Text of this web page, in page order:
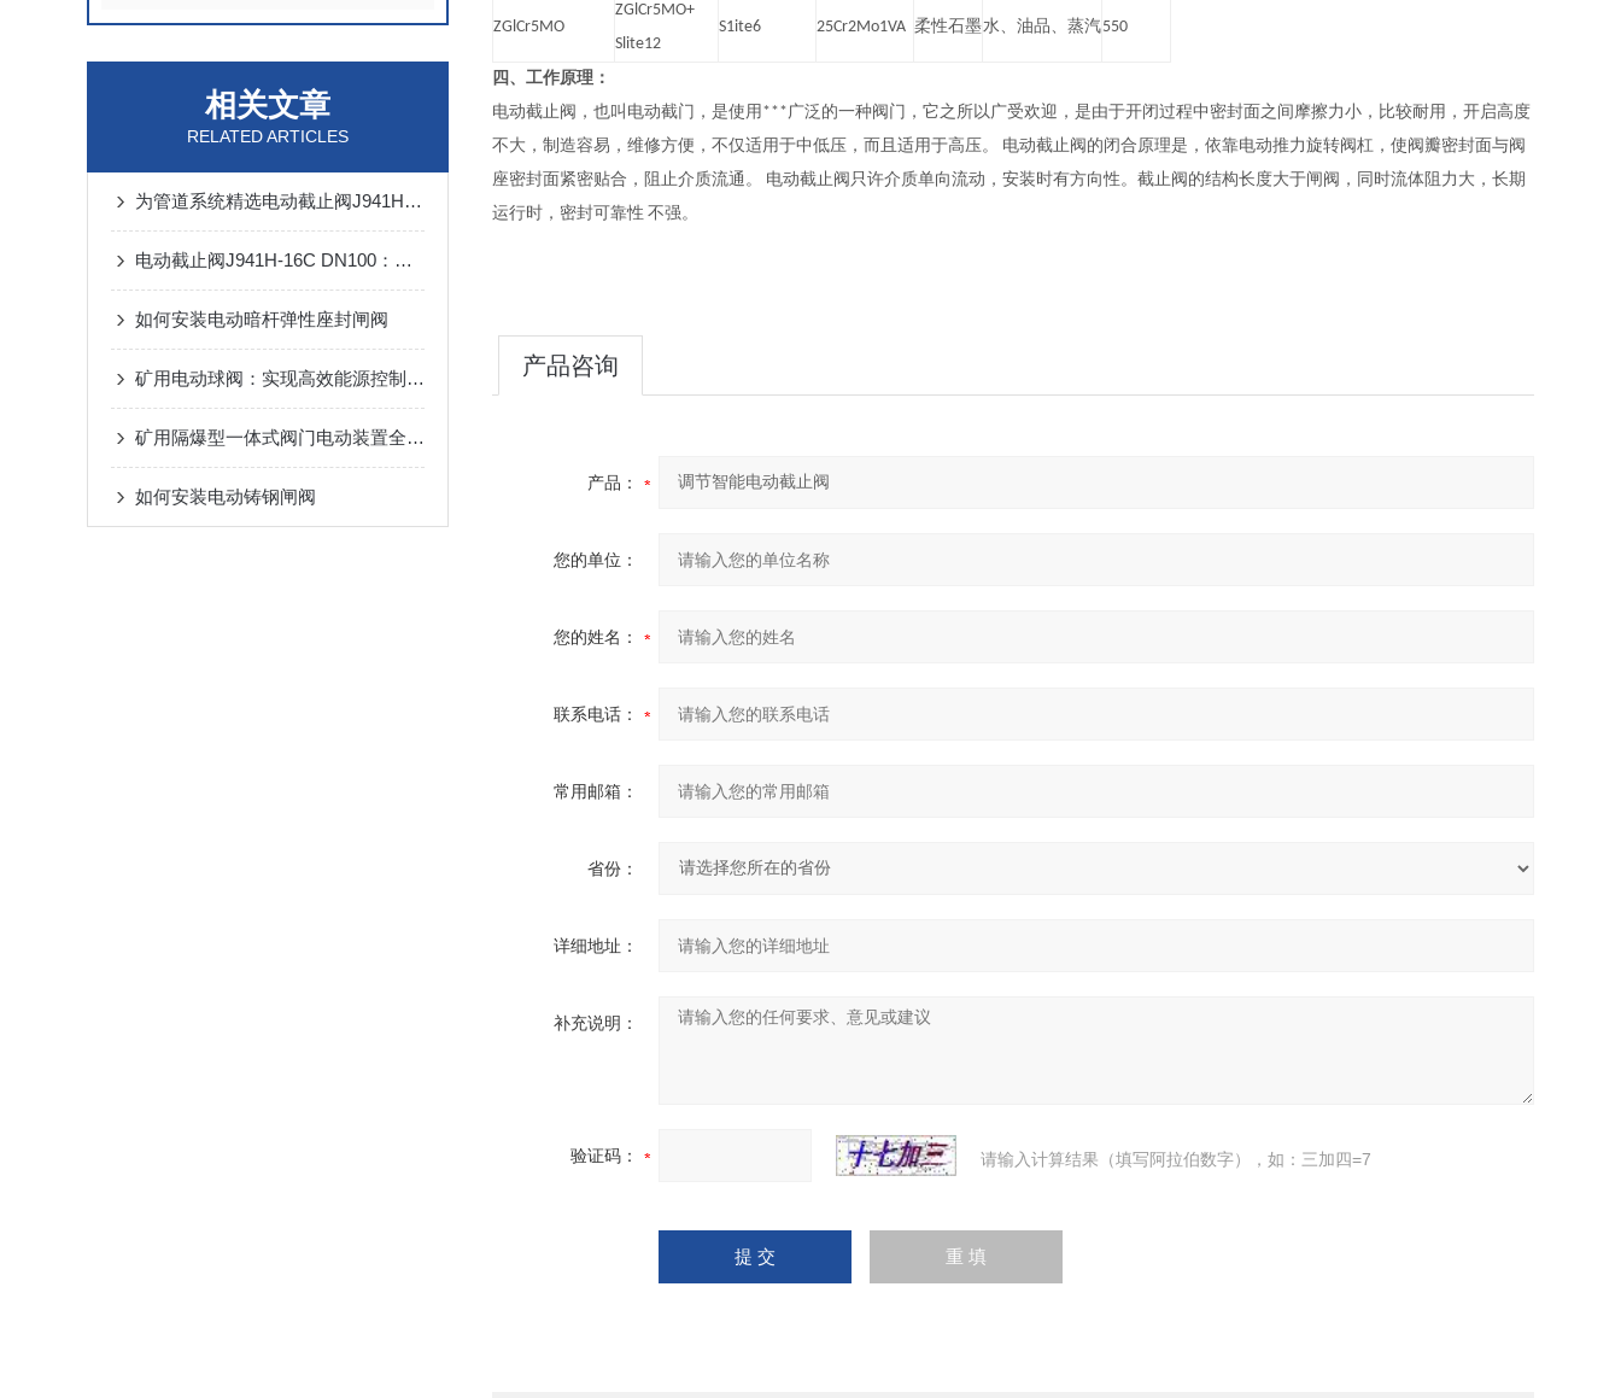
相关文章
RELATED ARTICLES
为管道系统精选电动截止阀J941H-16 DN80
电动截止阀J941H-16C DN100：工业流体控制的关键组件
如何安装电动暗杆弹性座封闸阀
矿用电动球阀：实现高效能源控制的关键组件
矿用隔爆型一体式阀门电动装置全生命周期管理要点
如何安装电动铸钢闸阀
ZGlCr5MO
ZGlCr5MO+
Slite12
S1ite6 25Cr2Mo1VA 柔性石墨水、油品、蒸汽550
四、工作原理：
电动截止阀，也叫电动截门，是使用***广泛的一种阀门，它之所以广受欢迎，是由于开闭过程中密封面之间摩擦力小，比较耐用，开启高度
不大，制造容易，维修方便，不仅适用于中低压，而且适用于高压。 电动截止阀的闭合原理是，依靠电动推力旋转阀杠，使阀瓣密封面与阀
座密封面紧密贴合，阻止介质流通。 电动截止阀只许介质单向流动，安装时有方向性。截止阀的结构长度大于闸阀，同时流体阻力大，长期
运行时，密封可靠性 不强。
产品咨询
产品：
您的单位：
您的姓名：
联系电话：
常用邮箱：
省份：
详细地址：
补充说明：
验证码： 请输入计算结果（填写阿拉伯数字），如：三加四=7